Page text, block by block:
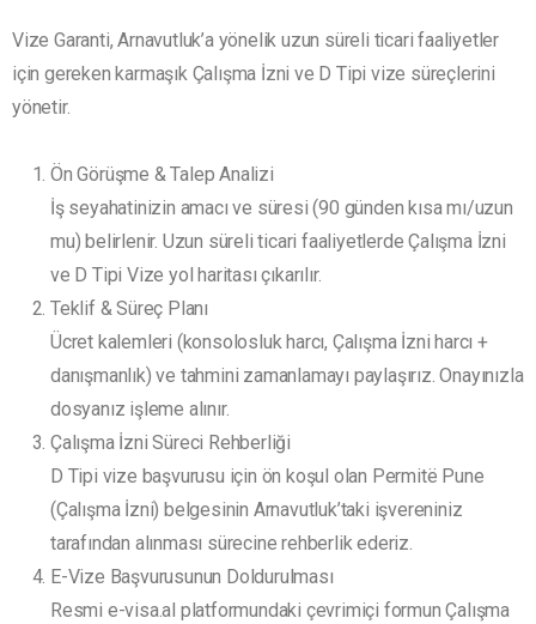
Vize Garanti, Arnavutluk’a yönelik uzun süreli ticari faaliyetler
için gereken karmaşık Çalışma İzni ve D Tipi vize süreçlerini
yönetir.
Ön Görüşme & Talep Analizi
İş seyahatinizin amacı ve süresi (90 günden kısa mı/uzun
mu) belirlenir. Uzun süreli ticari faaliyetlerde Çalışma İzni
ve D Tipi Vize yol haritası çıkarılır.
Teklif & Süreç Planı
Ücret kalemleri (konsolosluk harcı, Çalışma İzni harcı +
danışmanlık) ve tahmini zamanlamayı paylaşırız. Onayınızla
dosyanız işleme alınır.
Çalışma İzni Süreci Rehberliği
D Tipi vize başvurusu için ön koşul olan Permitë Pune
(Çalışma İzni) belgesinin Arnavutluk’taki işvereniniz
tarafından alınması sürecine rehberlik ederiz.
E-Vize Başvurusunun Doldurulması
Resmi e-visa.al platformundaki çevrimiçi formun Çalışma